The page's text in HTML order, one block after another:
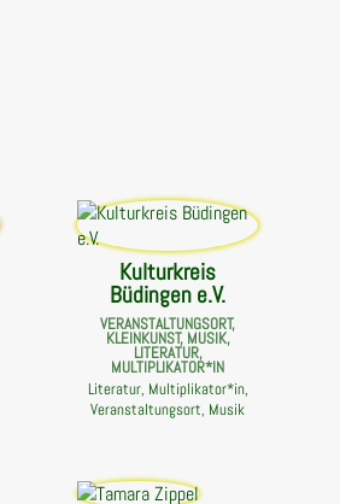
Kulturkreis
Büdingen e.V.
VERANSTALTUNGSORT,
KLEINKUNST, MUSIK,
LITERATUR,
MULTIPLIKATOR*IN
Literatur, Multiplikator*in,
Veranstaltungsort, Musik